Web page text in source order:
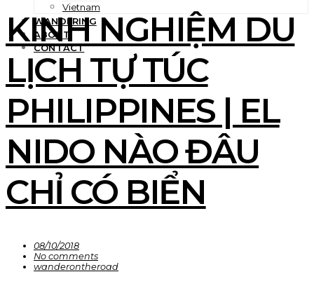
Vietnam
WANDERING
ABOUT
CONTACT
KINH NGHIỆM DU
LỊCH TỰ TÚC
PHILIPPINES | EL
NIDO NÀO ĐÂU
CHỈ CÓ BIỂN
08/10/2018
No comments
wanderontheroad